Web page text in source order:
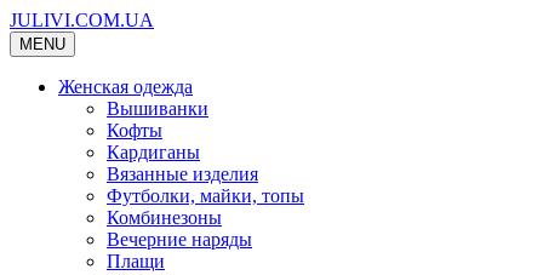
JULIVI.COM.UA
MENU
Женская одежда
Вышиванки
Кофты
Кардиганы
Вязанные изделия
Футболки, майки, топы
Комбинезоны
Вечерние наряды
Плащи